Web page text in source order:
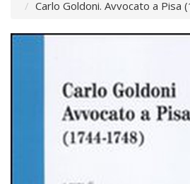
Carlo Goldoni. Avvocato a Pisa